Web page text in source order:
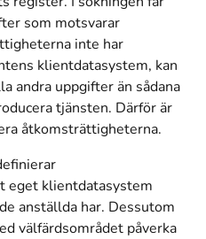
som motsvarar
inte har
klientdatasystem, kan
andra uppgifter än sådana
tjänsten. Därför är
åtkomsträttigheterna.
klientdatasystem
anställda har. Dessutom
välfärdsområdet påverka